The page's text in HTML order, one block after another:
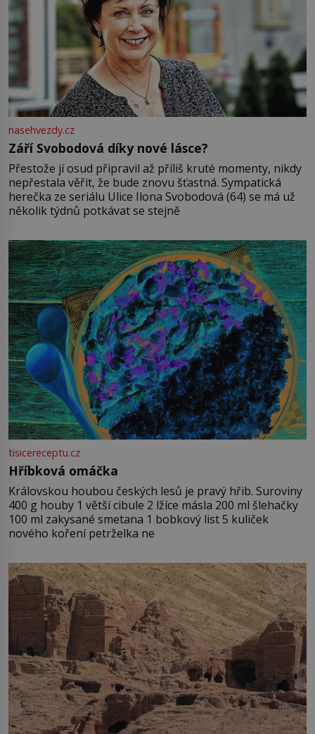
nasehvezdy.cz
Září Svobodová díky nové lásce?
Přestože jí osud připravil až příliš kruté momenty, nikdy
nepřestala věřit, že bude znovu šťastná. Sympatická
herečka ze seriálu Ulice Ilona Svobodová (64) se má už
několik týdnů potkávat se stejně
tisicereceptu.cz
Hříbková omáčka
Královskou houbou českých lesů je pravý hřib. Suroviny
400 g houby 1 větší cibule 2 lžíce másla 200 ml šlehačky
100 ml zakysané smetana 1 bobkový list 5 kuliček
nového koření petrželka ne